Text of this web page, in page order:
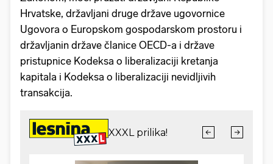
Hrvatske, državljani druge države ugovornice
Ugovora o Europskom gospodarskom prostoru i
državljanin države članice OECD-a i države
pristupnice Kodeksa o liberalizaciji kretanja
kapitala i Kodeksa o liberalizaciji nevidljivih
transakcija.